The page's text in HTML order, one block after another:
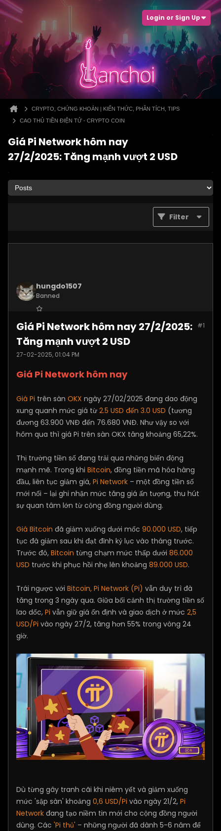
Login or Sign Up
CRYPTO, CHỨNG KHOÁN | KIẾN THỨC, PHÂN TÍCH, TIPS
CAO THỦ TIỀN ĐIỆN TỬ - CRYPTO COIN
Giá Pi Network hôm nay
27/2/2025: Tăng mạnh vượt 2 USD
Filter
hungdo1507
Banned
Posts:3873 #1
Giá Pi Network hôm nay 27/2/2025:
Tăng mạnh vượt 2 USD
27-02-2025, 01:04 PM
Giá Pi Network hôm nay
Giá Pi trên sàn OKX ngày 27/02/2025 đang dao động
xung quanh mức giá từ 2.5 USD đến 3.0 USD (tương
đương 63.900 VNĐ đến 76.680 VNĐ. Như vậy so với
hôm qua thì giá Pi trên sàn OKX tăng khoảng 65,22%.
Thị trường tiền số đang trải qua những biến động
mạnh mẽ. Trong khi Bitcoin, đồng tiền mã hóa hàng
đầu, liên tục giảm giá, Pi Network – một đồng tiền số
mới nổi – lại ghi nhận mức tăng giá ấn tượng, thu hút
sự quan tâm lớn từ cộng đồng người dùng.
Giá Bitcoin đã giảm xuống dưới mốc 90.000 USD, tiếp
tục đà giảm sau khi đạt đỉnh kỷ lục vào tháng trước.
Trước đó, Bitcoin từng chạm mức thấp dưới 86.000
USD trước khi phục hồi nhẹ lên khoảng 89.000 USD.
Trái ngược với Bitcoin, Pi Network (Pi) vẫn duy trì đà
tăng trong 3 ngày qua. Giữa bối cảnh thị trường tiền số
lao dốc, Pi vẫn giữ giá ổn định và giao dịch ở mức 2,5
USD/Pi vào ngày 27/2, tăng hơn 55% trong vòng 24
giờ.
Dù từng gây tranh cãi khi niêm yết và giảm xuống
mức 'sập sàn' khoảng 0,6 USD/Pi vào ngày 21/2, Pi
Network đang tạo niềm tin mới cho cộng đồng người
dùng. Các 'Pi thủ' – những người đã dành 5-6 năm để